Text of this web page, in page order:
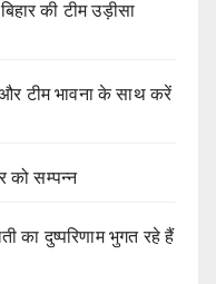
की टीम उड़ीसा
और टीम भावना के साथ करें
को सम्पन्न
का दुष्परिणाम भुगत रहे हैं